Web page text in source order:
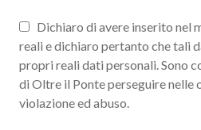
Dichiaro di avere inserito nel
reali e dichiaro pertanto che tali
propri reali dati personali. Sono
di Oltre il Ponte perseguire nelle
violazione ed abuso.